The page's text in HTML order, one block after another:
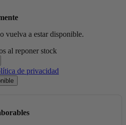
vuelva a estar disponible.
al reponer stock
de privacidad